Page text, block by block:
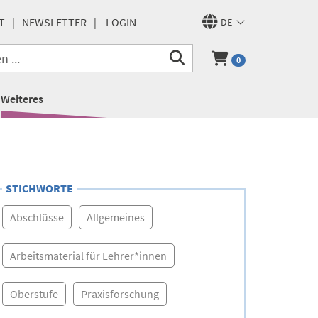
DE
NEWSLETTER LOGIN
0
Weiteres
STICHWORTE
Abschlüsse Allgemeines
Arbeitsmaterial für Lehrer*innen
Oberstufe Praxisforschung